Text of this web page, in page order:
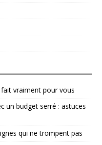
vraiment pour vous
un budget serré : astuces
qui ne trompent pas